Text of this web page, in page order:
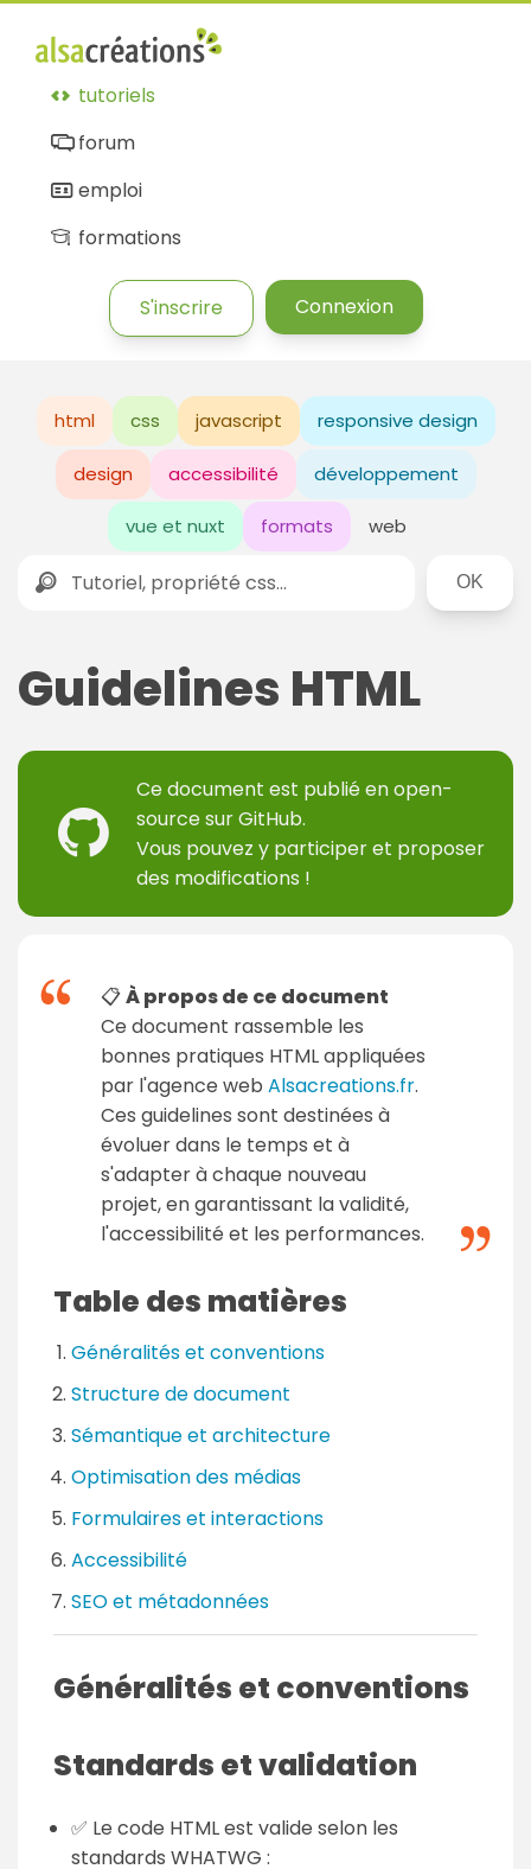
tutoriels
forum
emploi
formations
S'inscrire Connexion
html css javascript responsive design
design accessibilité développement
vue et nuxt formats web
Rechercher
Guidelines HTML
Ce document est publié enopen-
source sur GitHub.
Vous pouvez y participer et proposer
des modifications !
📋À propos de ce document
Ce document rassemble les
bonnes pratiques HTML appliquées
par l'agence web Alsacreations.fr.
Ces guidelines sont destinées à
évoluer dans le temps et à
s'adapter à chaque nouveau
projet, en garantissant la validité,
l'accessibilité et les performances.
Table des matières
Généralités et conventions
Structure de document
Sémantique et architecture
Optimisation des médias
Formulaires et interactions
Accessibilité
SEO et métadonnées
Généralités et conventions
Standards et validation
✅ Le code HTML est valide selon les
standards WHATWG :